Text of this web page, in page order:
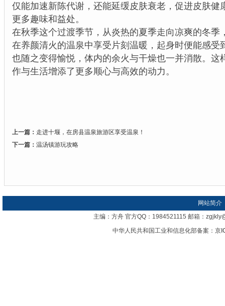
仅能加速新陈代谢，还能延缓皮肤衰老，促进皮肤健
更多趣味和益处。
在秋季这个过渡季节，从炎热的夏季走向凉爽的冬季
在养颜清火的温泉中享受片刻温暖，起身时便能感受
也随之变得愉悦，体内的余火与干燥也一并消散。这
作与生活增添了更多顺心与高效的动力。
上一篇： 走进十堰，在房县温泉旅游区享受温泉！
下一篇： 温汤镇游玩攻略
网站简介
主编：方舟 官方QQ：1984521115 邮箱：
中华人民共和国工业和信息化部备案： 京